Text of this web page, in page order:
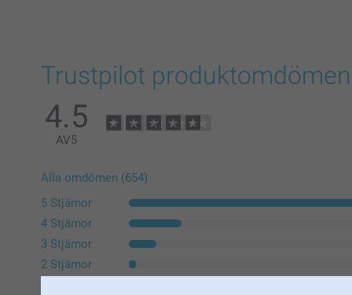
Trustpilot produktomdömen
4.5
AV5
Alla omdömen (654)
5 Stjärnor
4 Stjärnor
3 Stjärnor
2 Stjärnor